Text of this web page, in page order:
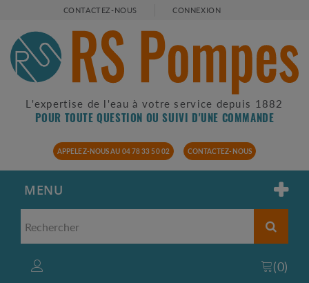
CONTACTEZ-NOUS CONNEXION
L'expertise de l'eau à votre service depuis 1882
POUR TOUTE QUESTION OU SUIVI D'UNE COMMANDE
APPELEZ-NOUS AU 04 78 33 50 02 CONTACTEZ-NOUS
MENU
(0)